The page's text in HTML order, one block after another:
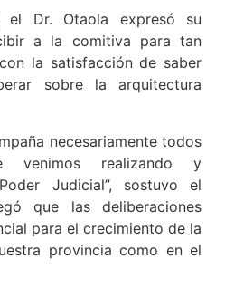
el Dr. Otaola expresó su
a la comitiva para tan
la satisfacción de saber
sobre la arquitectura
necesariamente todos
venimos realizando y
Judicial”, sostuvo el
que las deliberaciones
para el crecimiento de la
provincia como en el